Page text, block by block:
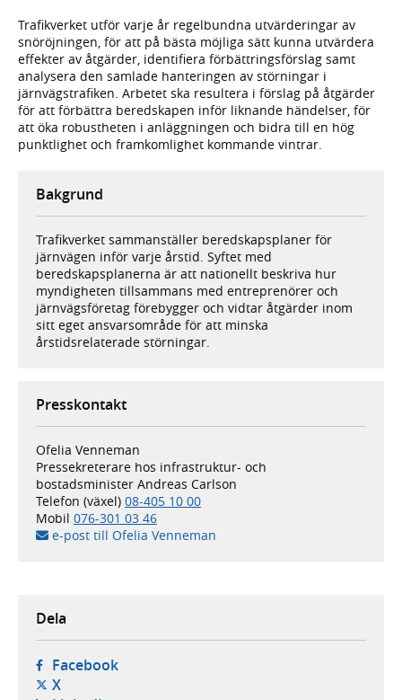
Trafikverket utför varje år regelbundna utvärderingar av
snöröjningen, för att på bästa möjliga sätt kunna utvärdera
effekter av åtgärder, identifiera förbättringsförslag samt
analysera den samlade hanteringen av störningar i
järnvägstrafiken. Arbetet ska resultera i förslag på åtgärder
för att förbättra beredskapen inför liknande händelser, för
att öka robustheten i anläggningen och bidra till en hög
punktlighet och framkomlighet kommande vintrar.
Bakgrund
Trafikverket sammanställer beredskapsplaner för
järnvägen inför varje årstid. Syftet med
beredskapsplanerna är att nationellt beskriva hur
myndigheten tillsammans med entreprenörer och
järnvägsföretag förebygger och vidtar åtgärder inom
sitt eget ansvarsområde för att minska
årstidsrelaterade störningar.
Presskontakt
Ofelia Venneman
Pressekreterare hos infrastruktur- och
bostadsminister Andreas Carlson
Telefon (växel) 08-405 10 00
Mobil 076-301 03 46
e-post till Ofelia Venneman
Dela
Facebook- öppnas i ny flik, extern webbplats,
X- öppnas i ny flik, extern webbplats,